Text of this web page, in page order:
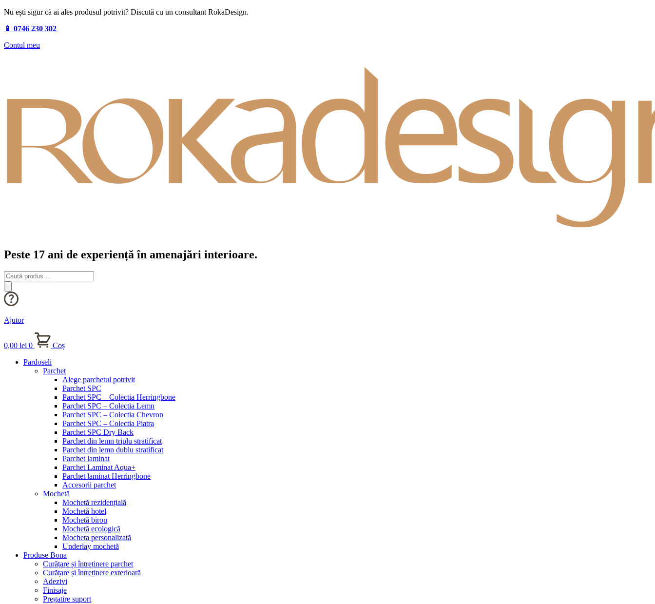
Nu ești sigur că ai ales produsul potrivit? Discută cu un consultant RokaDesign.
📱 0746 230 302
Contul meu
Peste 17 ani de experiență în amenajări interioare.
Products
search
Ajutor
0,00 lei 0
Coș
Pardoseli
Parchet
Alege parchetul potrivit
Parchet SPC
Parchet SPC – Colectia Herringbone
Parchet SPC – Colectia Lemn
Parchet SPC – Colectia Chevron
Parchet SPC – Colectia Piatra
Parchet SPC Dry Back
Parchet din lemn triplu stratificat
Parchet din lemn dublu stratificat
Parchet laminat
Parchet Laminat Aqua+
Parchet laminat Herringbone
Accesorii parchet
Mochetă
Mochetă rezidențială
Mochetă hotel
Mochetă birou
Mochetă ecologică
Mocheta personalizată
Underlay mochetă
Produse Bona
Curățare și întreținere parchet
Curățare și întreținere exterioară
Adezivi
Finisaje
Pregatire suport